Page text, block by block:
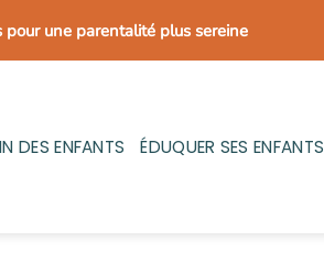
pour une parentalité plus sereine
DES ENFANTS ÉDUQUER SES ENFANTS